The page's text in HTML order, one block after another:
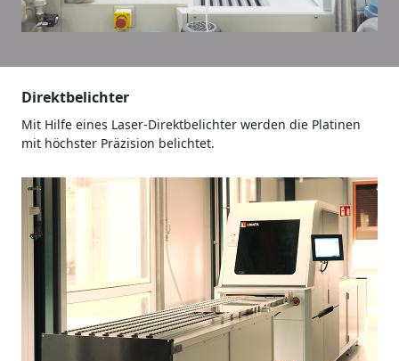
Direktbelichter
Mit Hilfe eines Laser-Direktbelichter werden die Platinen
mit höchster Präzision belichtet.